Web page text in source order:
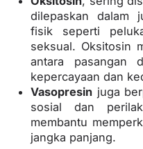
dilepaskan dalam
fisik seperti
seksual. Oksitosin
antara pasangan
kepercayaan dan
Vasopresin juga
sosial dan
membantu
jangka panjang.